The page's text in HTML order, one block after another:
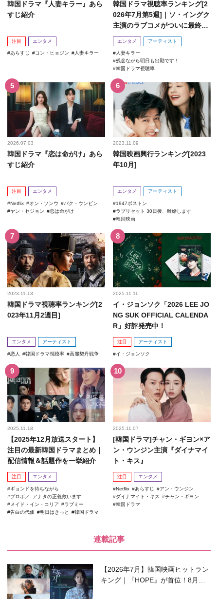
韓国ドラマ『人妻キラー』あら
すじ紹介
注目 エンタメ
あらすじ コン・ヒョジン 人妻キラー
韓国ドラマ視聴率ランキング[2
026年7月第5週]｜ソ・イングク
主演のラブコメがついに最終
回！
エンタメ アーティスト
人妻キラー
残念ながら明日も出勤です！
韓国ドラマ視聴率
2026.07.03
韓国ドラマ『恋は命がけ』あら
すじ紹介
注目 エンタメ
Netflix オン・ソンウ
パク・ウンビン
ヤン・セジョン
恋は命がけ
2023.11.09
韓国映画興行ランキング[2023
年10月]
エンタメ アーティスト
1947ボストン
ラブリセット 30日後、離婚します
韓国映画
2023.11.13
韓国ドラマ視聴率ランキング[2
023年11月2週目]
エンタメ アーティスト
恋人 韓国ドラマ視聴率 高麗契丹戦争
2025.11.11
イ・ジョンソク「2026 LEE JO
NG SUK OFFICIAL CALENDA
R」好評発売中！
注目 アーティスト
イ・ジョンソク
2025.11.18
【2025年12月放送スタート】
注目の最新韓国ドラマまとめ｜
配信情報＆話題作を一挙紹介
注目 エンタメ
ギョンドを待ちながら
プロボノ: アナタの正義救います!
メイド・イン・コリア
ラブミー
告白の代価
明日はきっと 韓国ドラマ
2025.11.07
[韓国ドラマ]チャン・ギヨン×ア
ン・ウンジン主演『ダイナマイ
ト・キス』
注目 エンタメ
Netflix あらすじ
アン・ウンジン
ダイナマイト・キス
チャン・ギヨン
韓国ドラマ
連載記事
【2026年7月】韓国映画ヒットラン
キング｜『HOPE』が首位！8月公